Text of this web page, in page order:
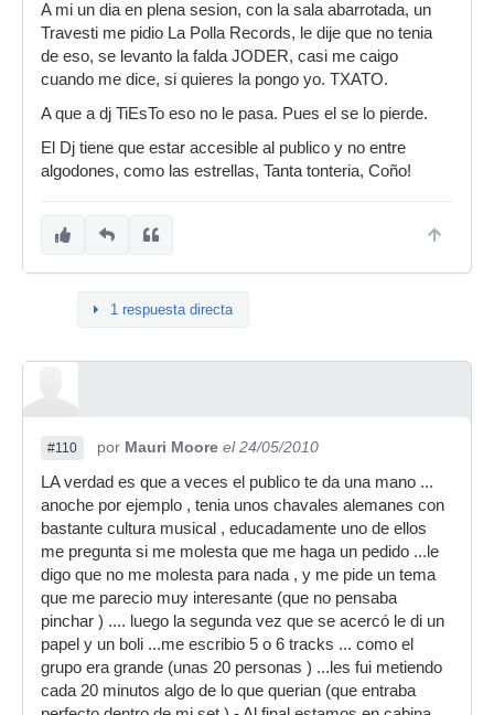
A mi un dia en plena sesion, con la sala abarrotada, un
Travesti me pidio La Polla Records, le dije que no tenia
de eso, se levanto la falda JODER, casi me caigo
cuando me dice, si quieres la pongo yo. TXATO.
A que a dj TiEsTo eso no le pasa. Pues el se lo pierde.
El Dj tiene que estar accesible al publico y no entre
algodones, como las estrellas, Tanta tonteria, Coño!
1 respuesta directa
#110 por Mauri Moore el 24/05/2010
LA verdad es que a veces el publico te da una mano ...
anoche por ejemplo , tenia unos chavales alemanes con
bastante cultura musical , educadamente uno de ellos
me pregunta si me molesta que me haga un pedido ...le
digo que no me molesta para nada , y me pide un tema
que me parecio muy interesante (que no pensaba
pinchar ) .... luego la segunda vez que se acercó le di un
papel y un boli ...me escribio 5 o 6 tracks ... como el
grupo era grande (unas 20 personas ) ...les fui metiendo
cada 20 minutos algo de lo que querian (que entraba